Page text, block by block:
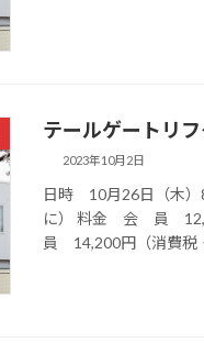
テールゲートリ
2023年10月2日
日時 10月26日（木）
に） 料金 会 員
員 14,200円（消費税